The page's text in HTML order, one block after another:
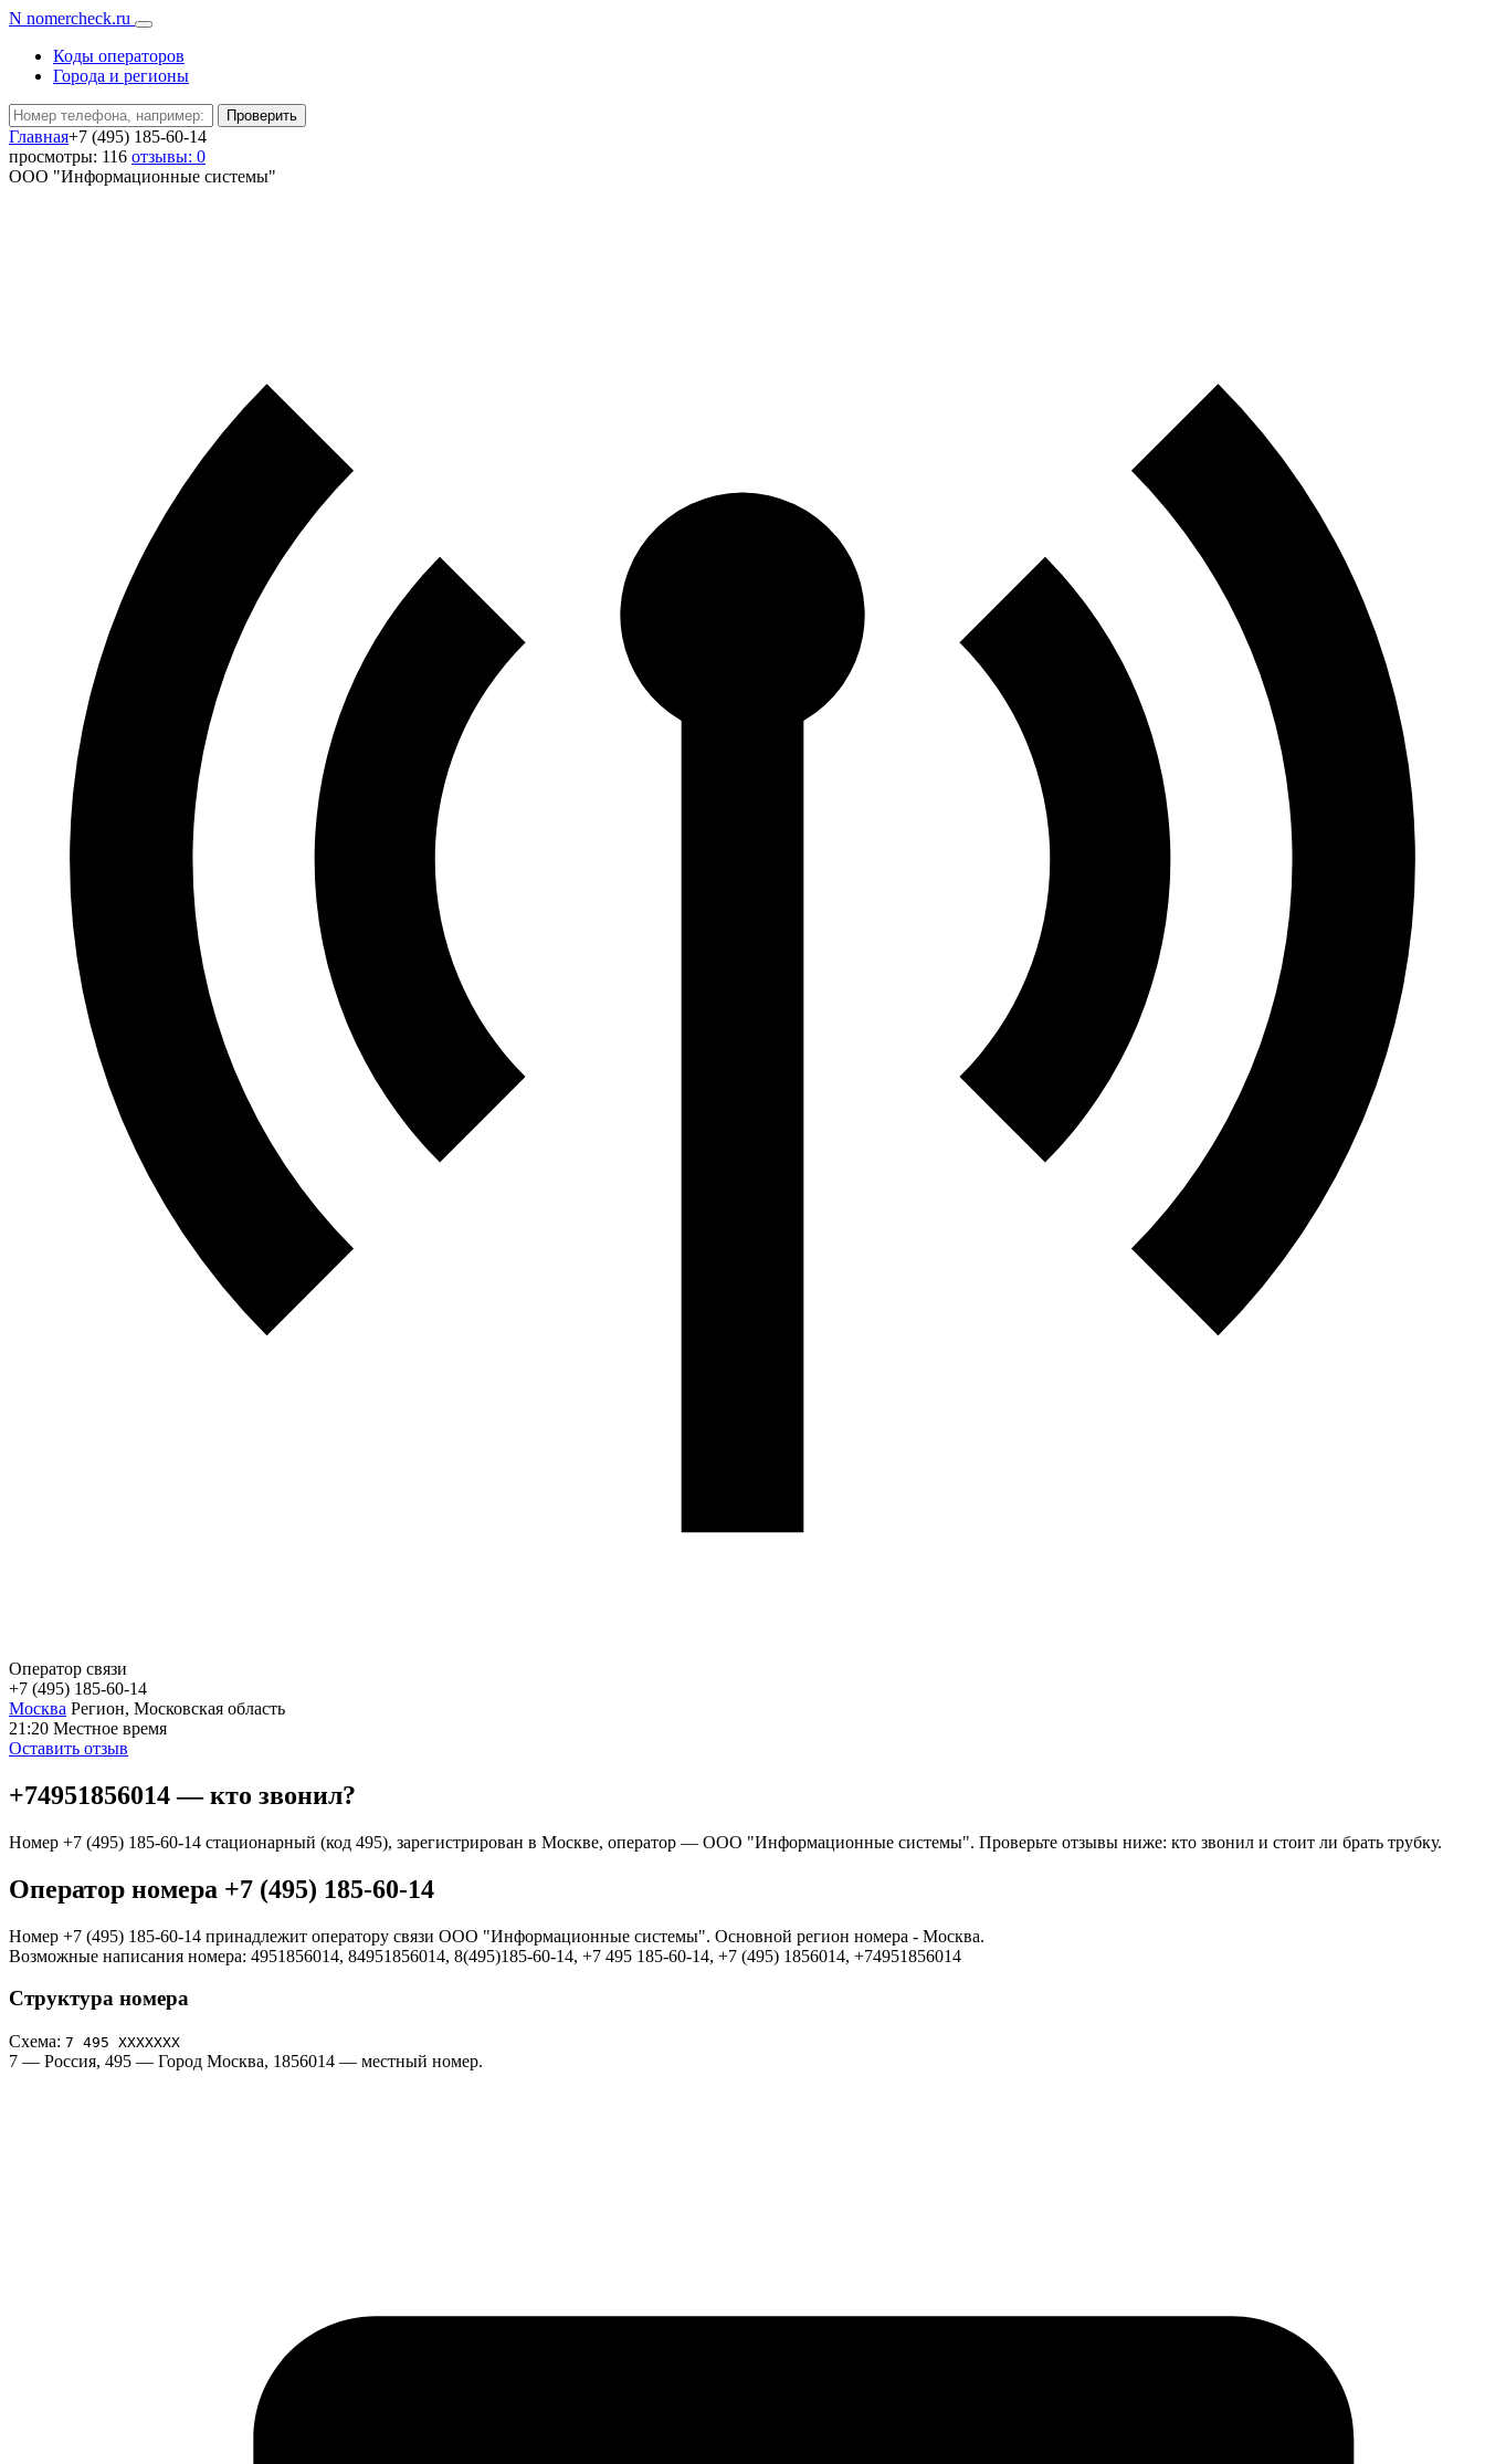
N nomercheck.ru
Коды операторов
Города и регионы
Проверить
Главная+7 (495) 185-60-14
просмотры: 116 отзывы: 0
ООО "Информационные системы"
Оператор связи
+7 (495) 185-60-14
Москва Регион, Московская область
21:20 Местное время
Оставить отзыв
+74951856014 — кто звонил?
Номер +7 (495) 185-60-14 стационарный (код 495), зарегистрирован в Москве, оператор — ООО "Информационные системы". Проверьте отзывы ниже: кто звонил и стоит ли брать трубку.
Оператор номера +7 (495) 185-60-14
Номер +7 (495) 185-60-14 принадлежит оператору связи ООО "Информационные системы". Основной регион номера - Москва.
Возможные написания номера: 4951856014, 84951856014, 8(495)185-60-14, +7 495 185-60-14, +7 (495) 1856014, +74951856014
Структура номера
Схема: 7 495 ХХХХХХХ
7 — Россия, 495 — Город Москва, 1856014 — местный номер.